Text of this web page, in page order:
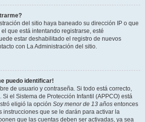
del sitio haya baneado su dirección IP o que
que está intentando registrarse, esté
estar deshabilitado el registro de nuevos
con La Administración del sitio.
puedo identificar!
de usuario y contraseña. Si todo está correcto,
Si el Sistema de Protección Infantil (APPCO) está
eligió la opción Soy menor de 13 años entonces
instrucciones que se le darán para activar la
que las cuentas deben ser activadas, ya sea